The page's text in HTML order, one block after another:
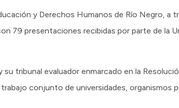
y Derechos Humanos de Río Negro, a
79 presentaciones recibidas por parte de la
tribunal evaluador enmarcado en la
conjunto de universidades, organismos